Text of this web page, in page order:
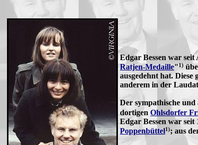
Edgar Bessen war
Ratjen-Medaille" 1)
ausgedehnt hat.
anderem in der
Der sympathische
dortigen Ohlsdorfer
Edgar Bessen war
Poppenbüttel1); aus